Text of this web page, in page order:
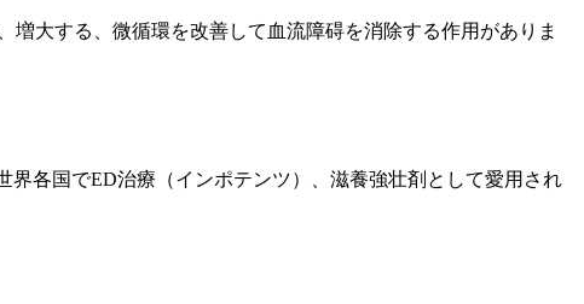
増大する、微循環を改善して血流障碍を消除する作用がありま
各国でED治療（インポテンツ）、滋養強壮剤として愛用され